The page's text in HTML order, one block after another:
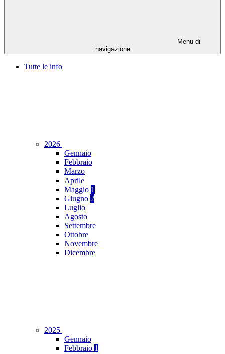
Menu di
navigazione
Tutte le info
2026
Gennaio
Febbraio
Marzo
Aprile
Maggio 1
Giugno 2
Luglio
Agosto
Settembre
Ottobre
Novembre
Dicembre
2025
Gennaio
Febbraio 1